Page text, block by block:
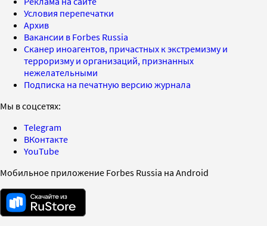
Условия перепечатки
Архив
Вакансии в Forbes Russia
Сканер иноагентов, причастных к экстремизму и
терроризму и организаций, признанных
нежелательными
Подписка на печатную версию журнала
Мы в соцсетях:
Telegram
ВКонтакте
YouTube
Мобильное приложение Forbes Russia на Android